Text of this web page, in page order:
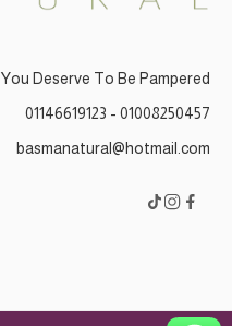
You Deserve To Be Pampered
01008250457 - 01146619123
basmanatural@hotmail.com